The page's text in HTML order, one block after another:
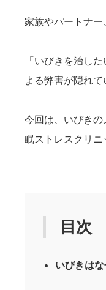
家族やパートナー
「いびきを治し
よる弊害が隠れて
今回は、いびき
眠ストレスクリニ
目次
いびきは